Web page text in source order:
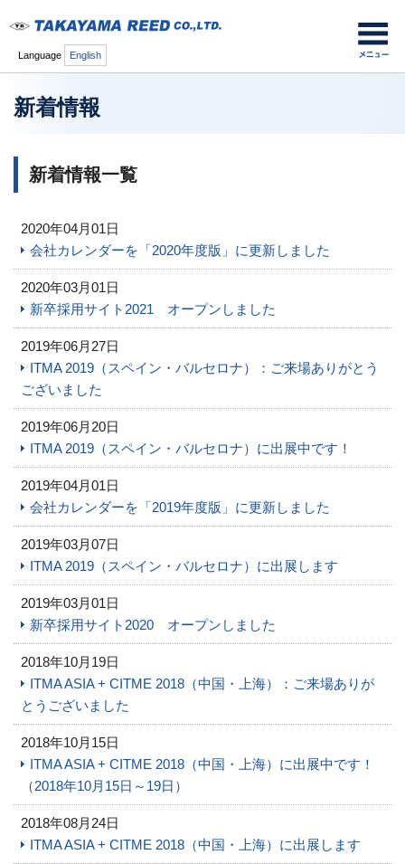
Language English
新着情報
新着情報一覧
2020年04月01日
会社カレンダーを「2020年度版」に更新しました
2020年03月01日
新卒採用サイト2021 オープンしました
2019年06月27日
ITMA 2019（スペイン・バルセロナ）：ご来場ありがとう
ございました
2019年06月20日
ITMA 2019（スペイン・バルセロナ）に出展中です！
2019年04月01日
会社カレンダーを「2019年度版」に更新しました
2019年03月07日
ITMA 2019（スペイン・バルセロナ）に出展します
2019年03月01日
新卒採用サイト2020 オープンしました
2018年10月19日
ITMA ASIA + CITME 2018（中国・上海）：ご来場ありが
とうございました
2018年10月15日
ITMA ASIA + CITME 2018（中国・上海）に出展中です！
（2018年10月15日～19日）
2018年08月24日
ITMA ASIA + CITME 2018（中国・上海）に出展します